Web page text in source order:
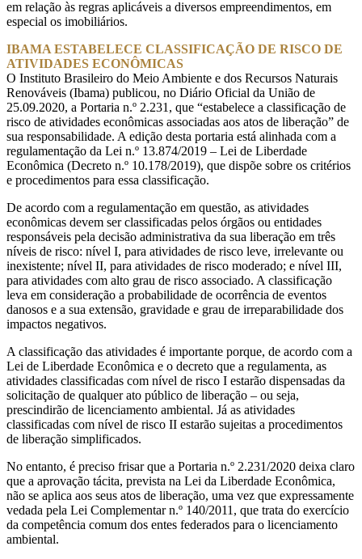
em relação às regras aplicáveis a diversos empreendimentos, em
especial os imobiliários.
IBAMA ESTABELECE CLASSIFICAÇÃO DE RISCO DE
ATIVIDADES ECONÔMICAS
O Instituto Brasileiro do Meio Ambiente e dos Recursos Naturais
Renováveis (Ibama) publicou, no Diário Oficial da União de
25.09.2020, a Portaria n.º 2.231, que “estabelece a classificação de
risco de atividades econômicas associadas aos atos de liberação” de
sua responsabilidade. A edição desta portaria está alinhada com a
regulamentação da Lei n.º 13.874/2019 – Lei de Liberdade
Econômica (Decreto n.º 10.178/2019), que dispõe sobre os critérios
e procedimentos para essa classificação.
De acordo com a regulamentação em questão, as atividades
econômicas devem ser classificadas pelos órgãos ou entidades
responsáveis pela decisão administrativa da sua liberação em três
níveis de risco: nível I, para atividades de risco leve, irrelevante ou
inexistente; nível II, para atividades de risco moderado; e nível III,
para atividades com alto grau de risco associado. A classificação
leva em consideração a probabilidade de ocorrência de eventos
danosos e a sua extensão, gravidade e grau de irreparabilidade dos
impactos negativos.
A classificação das atividades é importante porque, de acordo com a
Lei de Liberdade Econômica e o decreto que a regulamenta, as
atividades classificadas com nível de risco I estarão dispensadas da
solicitação de qualquer ato público de liberação – ou seja,
prescindirão de licenciamento ambiental. Já as atividades
classificadas com nível de risco II estarão sujeitas a procedimentos
de liberação simplificados.
No entanto, é preciso frisar que a Portaria n.º 2.231/2020 deixa claro
que a aprovação tácita, prevista na Lei da Liberdade Econômica,
não se aplica aos seus atos de liberação, uma vez que expressamente
vedada pela Lei Complementar n.º 140/2011, que trata do exercício
da competência comum dos entes federados para o licenciamento
ambiental.